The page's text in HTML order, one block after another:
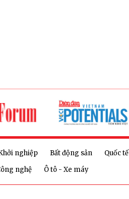
nghiệp Bất động sản Quốc tế
nghệ
Ô tô - Xe máy